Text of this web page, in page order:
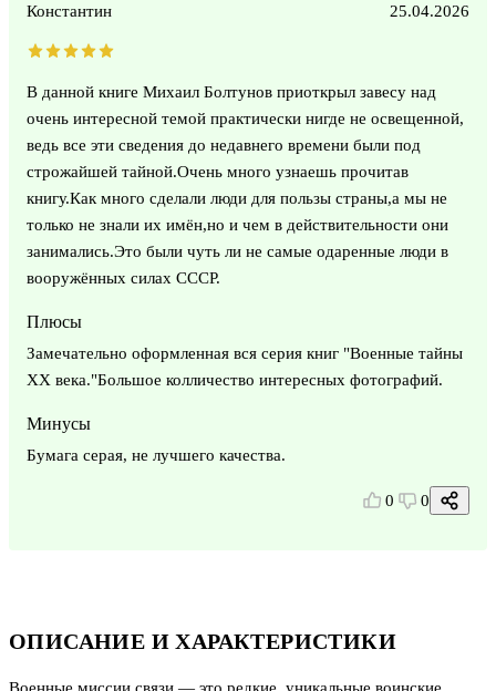
ОПИСАНИЕ И ХАРАКТЕРИСТИКИ
Константин 25.04.2026
В данной книге Михаил Болтунов приоткрыл завесу над
очень интересной темой практически нигде не освещенной,
ведь все эти сведения до недавнего времени были под
строжайшей тайной.Очень много узнаешь прочитав
книгу.Как много сделали люди для пользы страны,а мы не
только не знали их имён,но и чем в действительности они
занимались.Это были чуть ли не самые одаренные люди в
вооружённых силах СССР.
Плюсы
Замечательно оформленная вся серия книг "Военные тайны
ХХ века."Большое колличество интересных фотографий.
Минусы
Бумага серая, не лучшего качества.
0 0